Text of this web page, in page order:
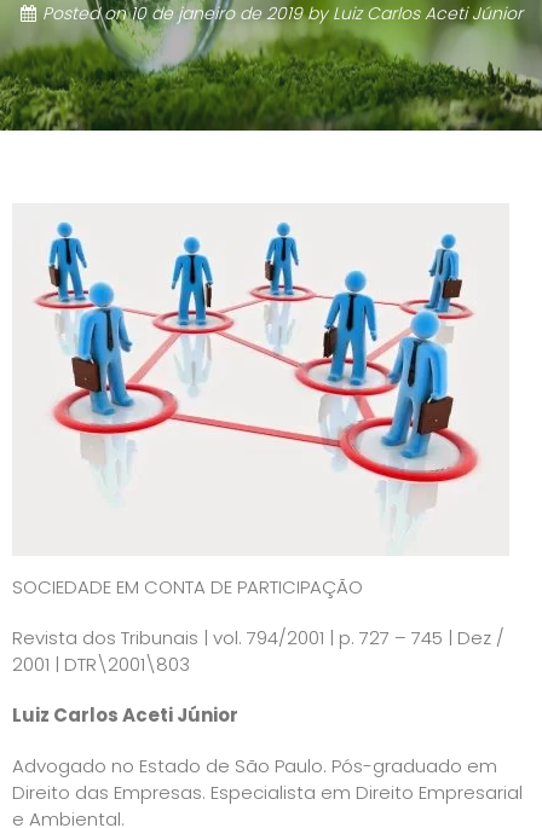
Posted on10 de janeiro de 2019by Luiz Carlos Aceti Júnior
SOCIEDADE EM CONTA DE PARTICIPAÇÃO
Revista dos Tribunais | vol. 794/2001 | p. 727 – 745 | Dez /
2001 | DTR\2001\803
Luiz Carlos Aceti Júnior
Advogado no Estado de São Paulo. Pós-graduado em
Direito das Empresas. Especialista em Direito Empresarial
e Ambiental.